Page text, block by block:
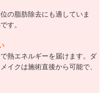
の脂肪除去にも適していま
す。
熱エネルギーを届けます。ダ
イクは施術直後から可能で、